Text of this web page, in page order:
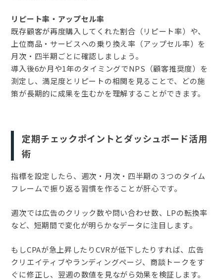
リピート率・アップセル率
既存顧客が再度購入してくれた割合（リピート率）や、
上位商品・サービスへの乗り換え率（アップセル率）を
月次・四半期ごとに確認しましょう。
導入後6か月や1年のタイミングでNPS（顧客推奨度）を
測定し、満足度とリピートの相関を見ることで、どの施
策が長期的に成果を生むかを理解することができます。
定期チェックポイントとダッシュボード活用
術
指標を設定したら、週次・月次・四半期の３つのタイム
フレームで振り返る習慣を作ることが肝心です。
週次では広告のクリック数や問い合わせ数、LPの転換率
など、短期間で変化が明らかなデータに注目します。
もしCPAが急上昇したりCVRが低下したりすれば、広告
クリエイティブやランディングページ、商談トークをす
ぐに修正し、翌週の数値を見ながら効果を検証します。